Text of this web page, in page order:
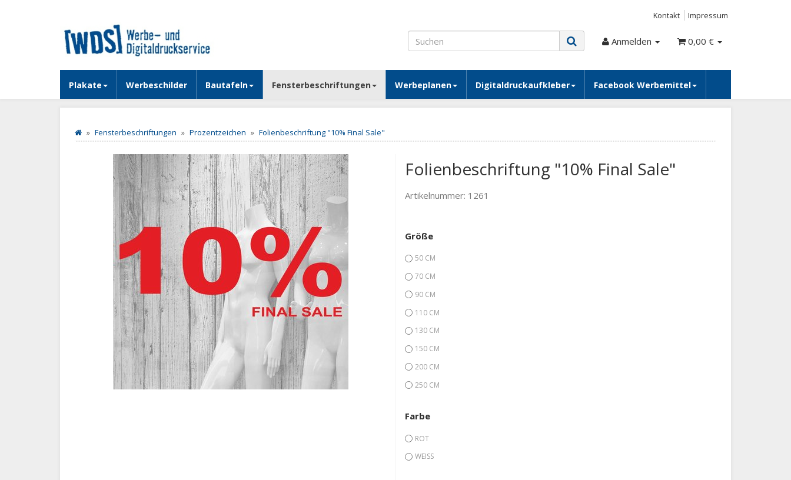
Kontakt Impressum
Anmelden 0,00 €
Plakate Werbeschilder Bautafeln Fensterbeschriftungen Werbeplanen Digitaldruckaufkleber Facebook Werbemittel
Fensterbeschriftungen Prozentzeichen Folienbeschriftung "10% Final Sale"
Folienbeschriftung "10% Final Sale"
Artikelnummer: 1261
Größe
50 CM
70 CM
90 CM
110 CM
130 CM
150 CM
200 CM
250 CM
Farbe
ROT
WEISS